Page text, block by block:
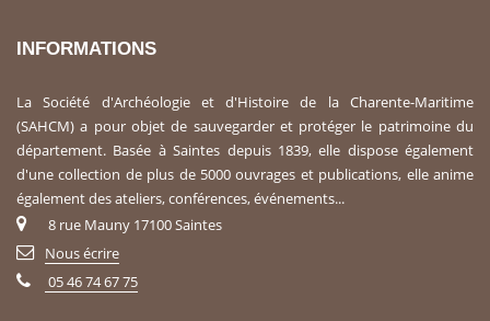
INFORMATIONS
La Société d'Archéologie et d'Histoire de la Charente-Maritime
(SAHCM) a pour objet de sauvegarder et protéger le patrimoine du
département. Basée à Saintes depuis 1839, elle dispose également
d'une collection de plus de 5000 ouvrages et publications, elle anime
également des ateliers, conférences, événements...
8 rue Mauny 17100 Saintes
Nous écrire
05 46 74 67 75